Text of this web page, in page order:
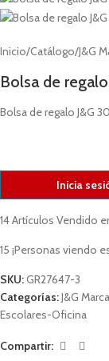
Inicio/Catálogo/J&G
Bolsa de
Bolsa de regalo J&G
Inicia
14Artículos Vendido
15 ¡Personas viendo
SKU:GR27647-3
Categorías:J&G
Escolares-Oficina
Compartir: